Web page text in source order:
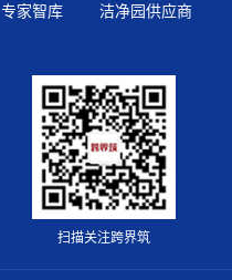
专家智库
洁净园供应商
扫描关注跨界筑